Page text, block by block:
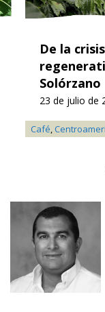
Café,
De la
Solórzano
23 de julio de